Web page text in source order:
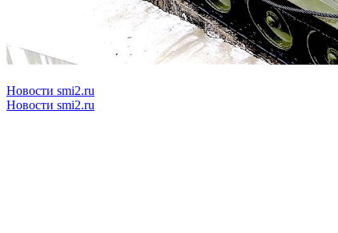
Новости smi2.ru
Новости smi2.ru